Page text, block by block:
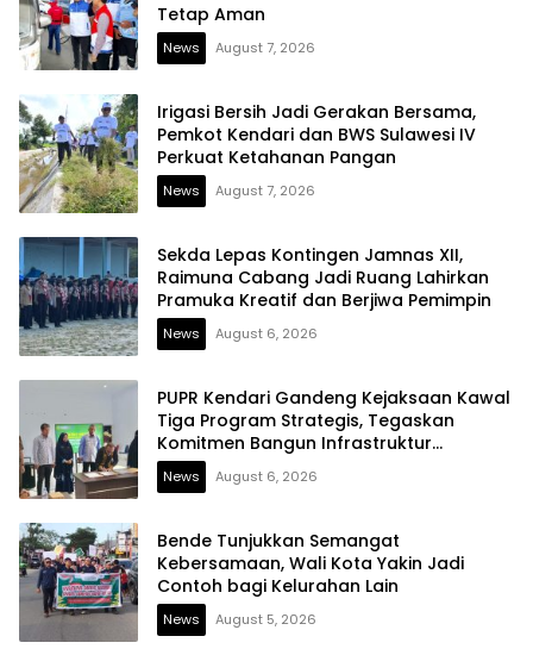
Tetap Aman
News August 7, 2026
Irigasi Bersih Jadi Gerakan Bersama,
Pemkot Kendari dan BWS Sulawesi IV
Perkuat Ketahanan Pangan
News August 7, 2026
Sekda Lepas Kontingen Jamnas XII,
Raimuna Cabang Jadi Ruang Lahirkan
Pramuka Kreatif dan Berjiwa Pemimpin
News August 6, 2026
PUPR Kendari Gandeng Kejaksaan Kawal
Tiga Program Strategis, Tegaskan
Komitmen Bangun Infrastruktur
Berintegritas
News August 6, 2026
Bende Tunjukkan Semangat
Kebersamaan, Wali Kota Yakin Jadi
Contoh bagi Kelurahan Lain
News August 5, 2026